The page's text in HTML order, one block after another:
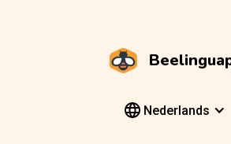
Nederlands